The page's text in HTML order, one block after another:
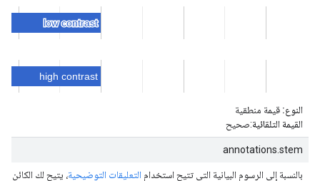
النوع: قيمة منطقية
القيمة التلقائية:صحيح
annotations.stem
بالنسبة إلى الرسوم البيانية التي تتيح استخدام التعليقات التوضيحية، يتيح لك الكائن